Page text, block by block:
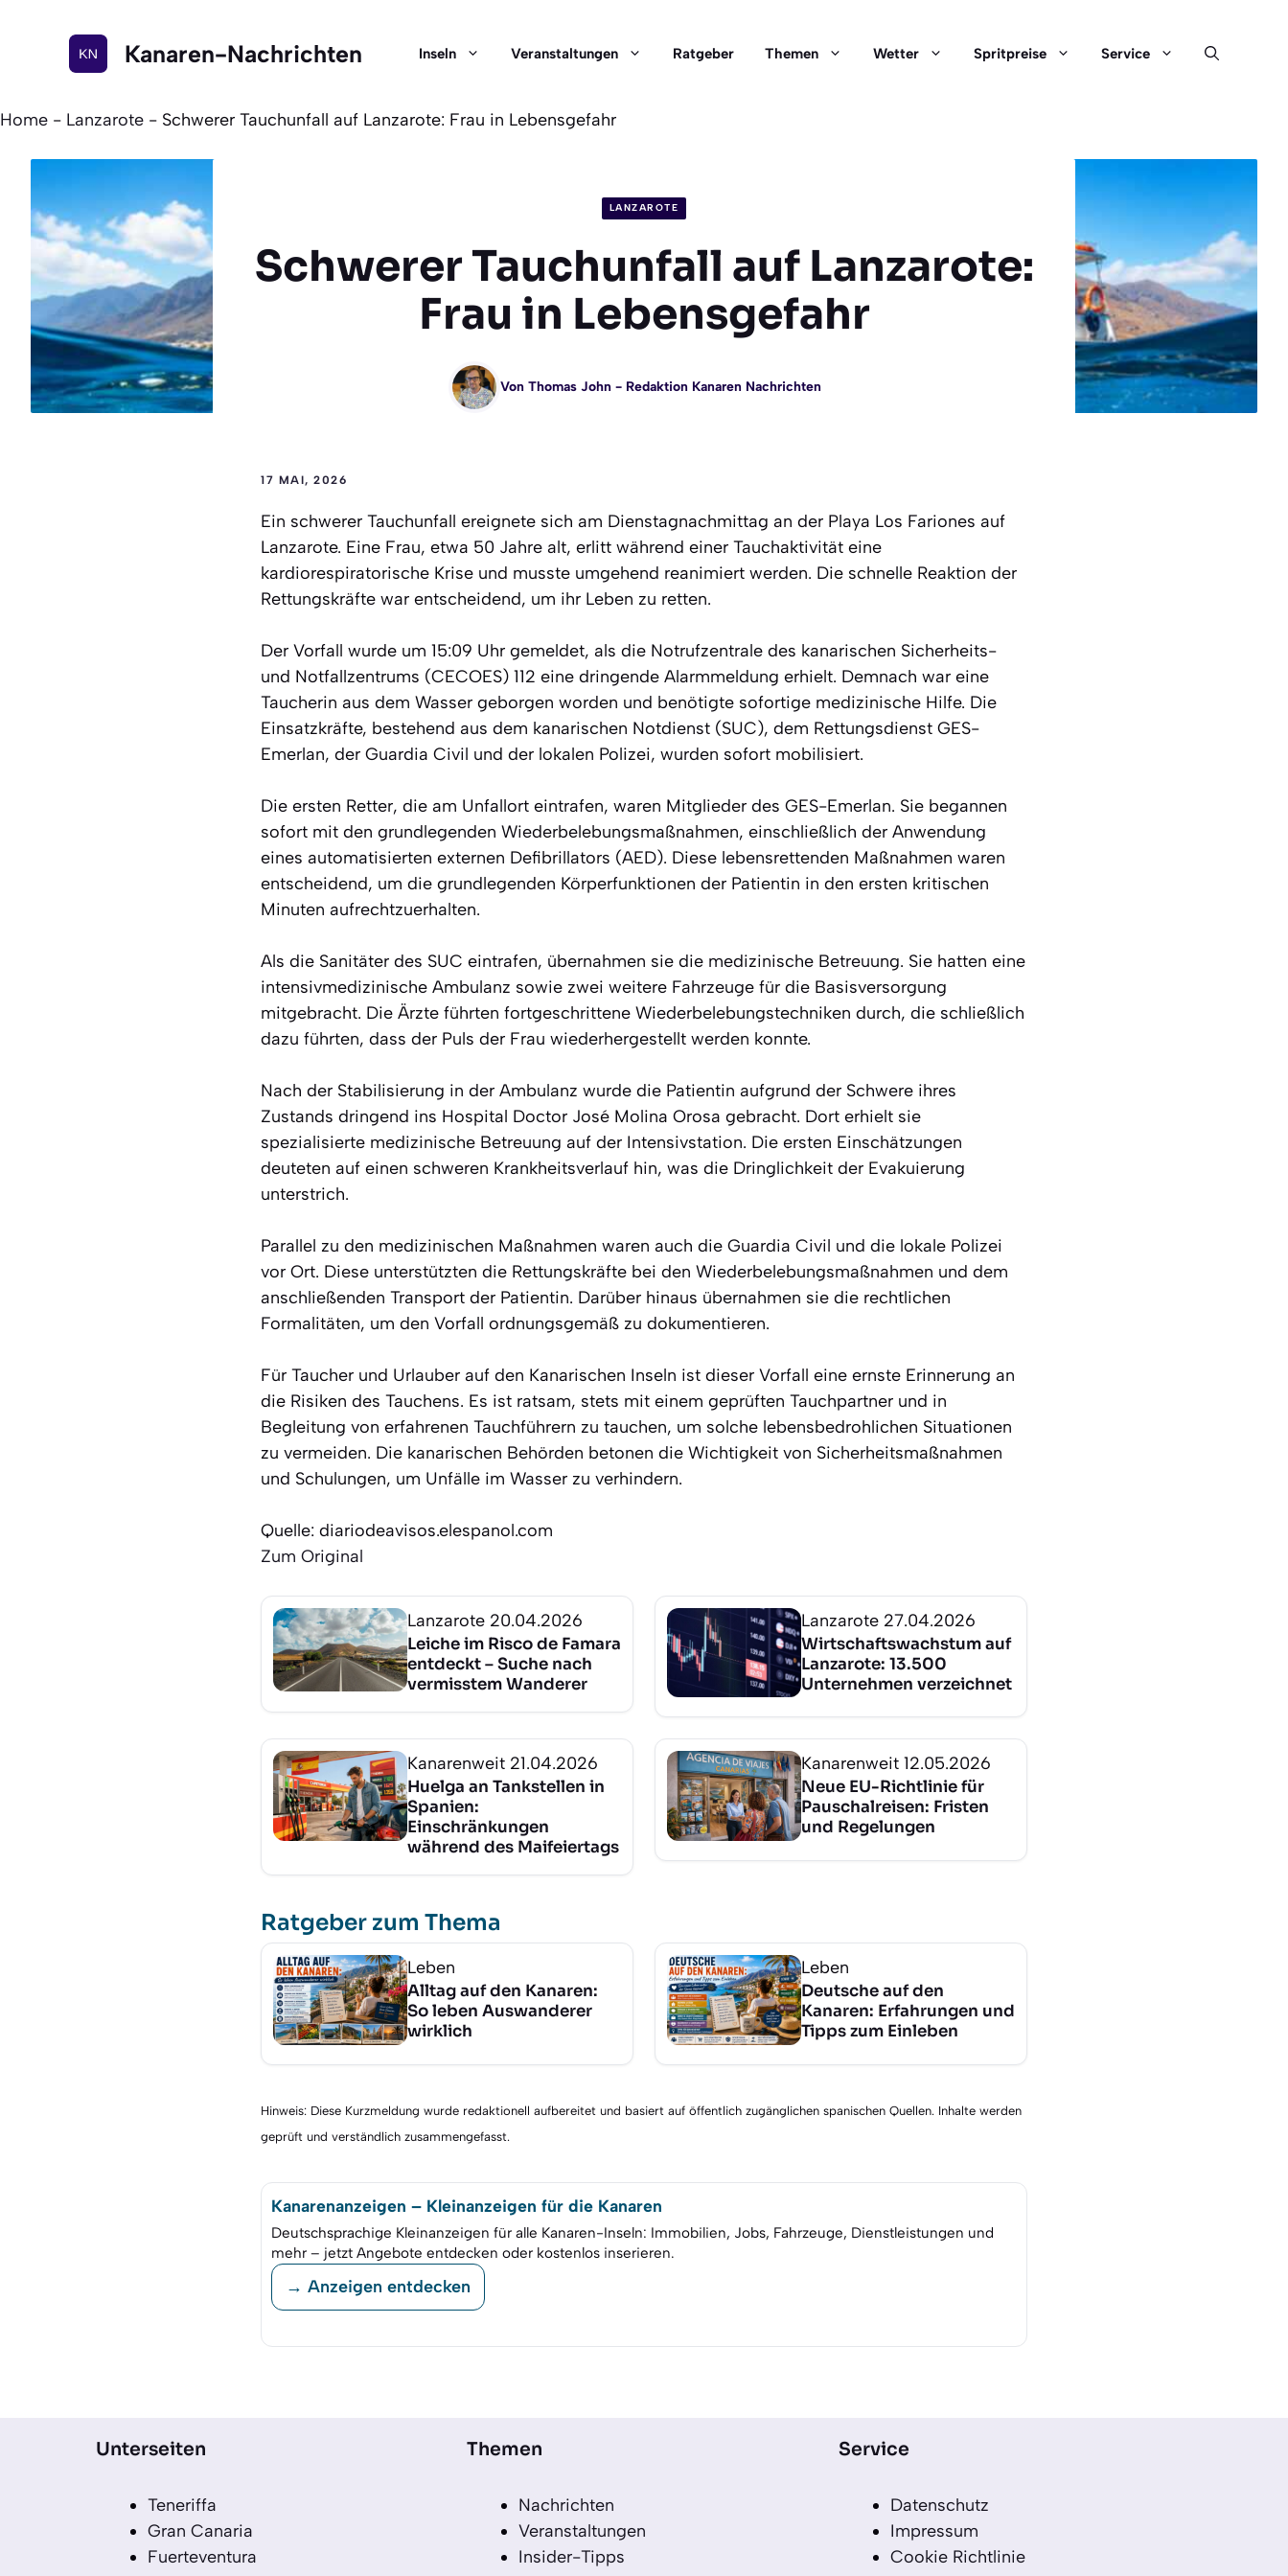
Kanaren-Nachrichten Inseln Veranstaltungen Ratgeber Themen Wetter Spritpreise Service
Home - Lanzarote - Schwerer Tauchunfall auf Lanzarote: Frau in Lebensgefahr
LANZAROTE
Schwerer Tauchunfall auf Lanzarote:
Frau in Lebensgefahr
Von Thomas John- Redaktion Kanaren Nachrichten
17 MAI, 2026
Ein schwerer Tauchunfall ereignete sich am Dienstagnachmittag an der Playa Los Fariones auf
Lanzarote. Eine Frau, etwa 50 Jahre alt, erlitt während einer Tauchaktivität eine
kardiorespiratorische Krise und musste umgehend reanimiert werden. Die schnelle Reaktion der
Rettungskräfte war entscheidend, um ihr Leben zu retten.
Der Vorfall wurde um 15:09 Uhr gemeldet, als die Notrufzentrale des kanarischen Sicherheits-
und Notfallzentrums (CECOES) 112 eine dringende Alarmmeldung erhielt. Demnach war eine
Taucherin aus dem Wasser geborgen worden und benötigte sofortige medizinische Hilfe. Die
Einsatzkräfte, bestehend aus dem kanarischen Notdienst (SUC), dem Rettungsdienst GES-
Emerlan, der Guardia Civil und der lokalen Polizei, wurden sofort mobilisiert.
Die ersten Retter, die am Unfallort eintrafen, waren Mitglieder des GES-Emerlan. Sie begannen
sofort mit den grundlegenden Wiederbelebungsmaßnahmen, einschließlich der Anwendung
eines automatisierten externen Defibrillators (AED). Diese lebensrettenden Maßnahmen waren
entscheidend, um die grundlegenden Körperfunktionen der Patientin in den ersten kritischen
Minuten aufrechtzuerhalten.
Als die Sanitäter des SUC eintrafen, übernahmen sie die medizinische Betreuung. Sie hatten eine
intensivmedizinische Ambulanz sowie zwei weitere Fahrzeuge für die Basisversorgung
mitgebracht. Die Ärzte führten fortgeschrittene Wiederbelebungstechniken durch, die schließlich
dazu führten, dass der Puls der Frau wiederhergestellt werden konnte.
Nach der Stabilisierung in der Ambulanz wurde die Patientin aufgrund der Schwere ihres
Zustands dringend ins Hospital Doctor José Molina Orosa gebracht. Dort erhielt sie
spezialisierte medizinische Betreuung auf der Intensivstation. Die ersten Einschätzungen
deuteten auf einen schweren Krankheitsverlauf hin, was die Dringlichkeit der Evakuierung
unterstrich.
Parallel zu den medizinischen Maßnahmen waren auch die Guardia Civil und die lokale Polizei
vor Ort. Diese unterstützten die Rettungskräfte bei den Wiederbelebungsmaßnahmen und dem
anschließenden Transport der Patientin. Darüber hinaus übernahmen sie die rechtlichen
Formalitäten, um den Vorfall ordnungsgemäß zu dokumentieren.
Für Taucher und Urlauber auf den Kanarischen Inseln ist dieser Vorfall eine ernste Erinnerung an
die Risiken des Tauchens. Es ist ratsam, stets mit einem geprüften Tauchpartner und in
Begleitung von erfahrenen Tauchführern zu tauchen, um solche lebensbedrohlichen Situationen
zu vermeiden. Die kanarischen Behörden betonen die Wichtigkeit von Sicherheitsmaßnahmen
und Schulungen, um Unfälle im Wasser zu verhindern.
Quelle: diariodeavisos.elespanol.com
Zum Original
Lanzarote 20.04.2026
Leiche im Risco de Famara
entdeckt – Suche nach
vermisstem Wanderer
Lanzarote 27.04.2026
Wirtschaftswachstum auf
Lanzarote: 13.500
Unternehmen verzeichnet
Kanarenweit 21.04.2026
Huelga an Tankstellen in
Spanien:
Einschränkungen
während des Maifeiertags
Kanarenweit 12.05.2026
Neue EU-Richtlinie für
Pauschalreisen: Fristen
und Regelungen
Ratgeber zum Thema
Leben
Alltag auf den Kanaren:
So leben Auswanderer
wirklich
Leben
Deutsche auf den
Kanaren: Erfahrungen und
Tipps zum Einleben
Hinweis: Diese Kurzmeldung wurde redaktionell aufbereitet und basiert auf öffentlich zugänglichen spanischen Quellen. Inhalte werden
geprüft und verständlich zusammengefasst.
Kanarenanzeigen – Kleinanzeigen für die Kanaren
Deutschsprachige Kleinanzeigen für alle Kanaren-Inseln: Immobilien, Jobs, Fahrzeuge, Dienstleistungen und
mehr – jetzt Angebote entdecken oder kostenlos inserieren.
→ Anzeigen entdecken
Unterseiten
Teneriffa
Gran Canaria
Fuerteventura
Themen
Nachrichten
Veranstaltungen
Insider-Tipps
Service
Datenschutz
Impressum
Cookie Richtlinie